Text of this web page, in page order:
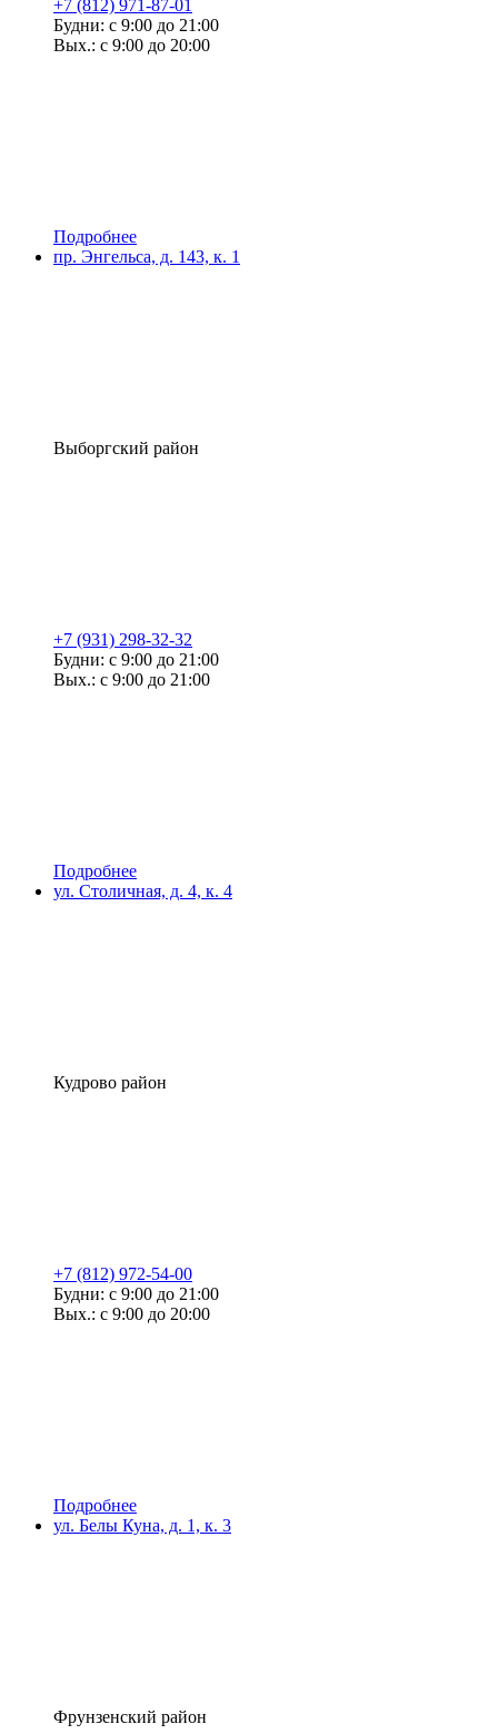
+7 (812) 971-87-01
Будни: с 9:00 до 21:00
Вых.: с 9:00 до 20:00
Подробнее
пр. Энгельса, д. 143, к. 1
Выборгский район
+7 (931) 298-32-32
Будни: с 9:00 до 21:00
Вых.: с 9:00 до 21:00
Подробнее
ул. Столичная, д. 4, к. 4
Кудрово район
+7 (812) 972-54-00
Будни: с 9:00 до 21:00
Вых.: с 9:00 до 20:00
Подробнее
ул. Белы Куна, д. 1, к. 3
Фрунзенский район